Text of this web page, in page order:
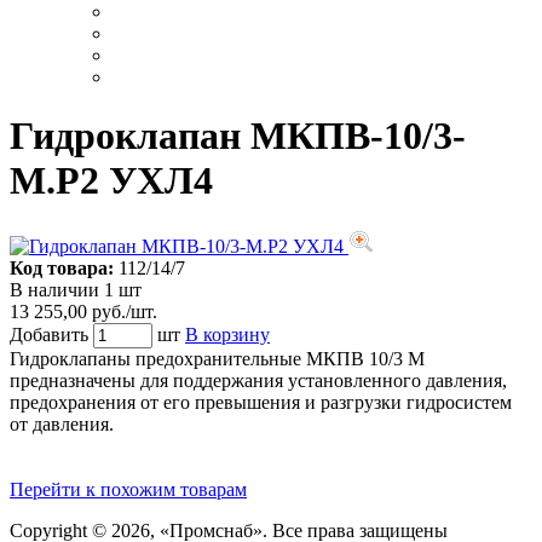
Гидроклапан МКПВ-10/3-
М.Р2 УХЛ4
Код товара: 112/14/7
В наличии 1 шт
13 255,00 руб./шт.
Добавить
шт В корзину
Гидроклапаны предохранительные МКПВ 10/3 М
предназначены для поддержания установленного давления,
предохранения от его превышения и разгрузки гидросистем
от давления.
Перейти к похожим товарам
Copyright © 2026, «Промснаб». Все права защищены